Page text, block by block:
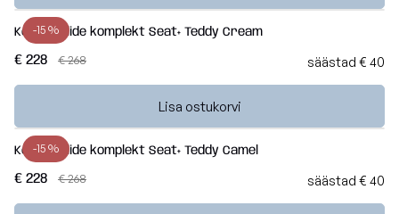
-15 %
Kott-toolide komplekt Seat+ Teddy Cream
€ 228 € 268 säästad € 40
Lisa ostukorvi
-15 %
Kott-toolide komplekt Seat+ Teddy Camel
€ 228 € 268 säästad € 40